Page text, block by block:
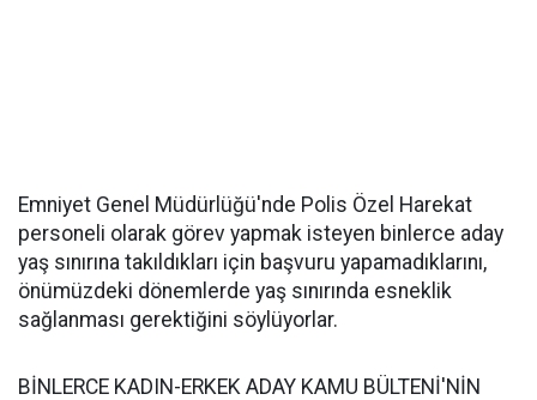
Emniyet Genel Müdürlüğü'nde Polis Özel Harekat
personeli olarak görev yapmak isteyen binlerce aday
yaş sınırına takıldıkları için başvuru yapamadıklarını,
önümüzdeki dönemlerde yaş sınırında esneklik
sağlanması gerektiğini söylüyorlar.
BİNLERCE KADIN-ERKEK ADAY KAMU BÜLTENİ'NİN